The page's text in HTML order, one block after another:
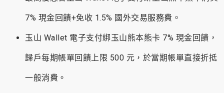
7% 現金回饋+免收 1.5% 國外交易服務費。
玉山 Wallet 電子支付綁玉山熊本熊卡 7% 現金回饋，
歸戶每期帳單回饋上限 500 元，於當期帳單直接折抵
一般消費。